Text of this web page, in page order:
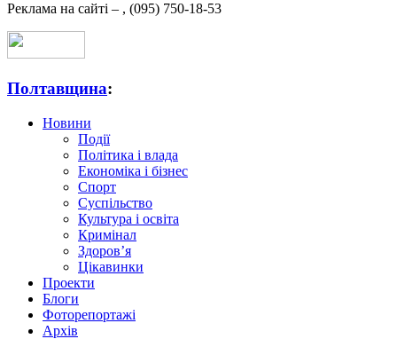
Реклама на сайті – , (095) 750-18-53
Полтавщина:
Новини
Події
Політика і влада
Економіка і бізнес
Спорт
Суспільство
Культура і освіта
Кримінал
Здоров’я
Цікавинки
Проекти
Блоги
Фоторепортажі
Архів